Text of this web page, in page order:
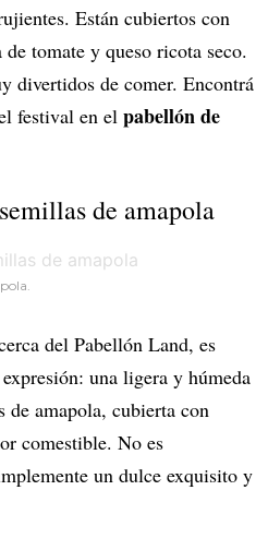
Están cubiertos con
tomate y queso ricota seco.
divertidos de comer. Encontrá
festival en el pabellón de
de amapola
del Pabellón Land, es
una ligera y húmeda
amapola, cubierta con
comestible. No es
un dulce exquisito y